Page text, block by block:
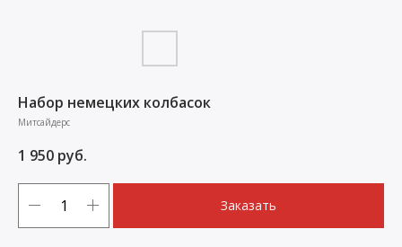
Набор немецких колбасок
Митсайдерс
1 950 руб.
Заказать